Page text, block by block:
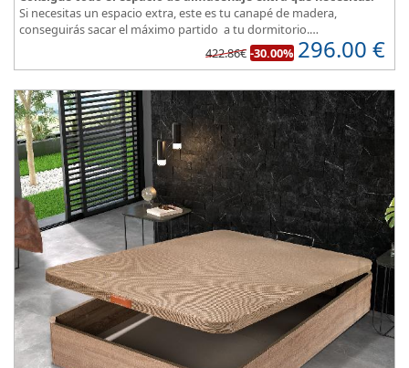
Si necesitas un espacio extra, este es tu canapé de madera,
conseguirás sacar el máximo partido a tu dormitorio.
y es muy transpirable, fabricada con tejido
3D y tapizada en elegante color gris.
que el polvo no se acumule debajo de la cama.
Disponible en 5 colores de madera: Blanco, ártico, cambrian,
wengue y cerezo.
422.86€ -30.00% 296.00 €